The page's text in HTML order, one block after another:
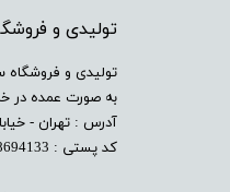
​تولیدی و
به صورت عمده در
آدرس : تهران -
کد پستی : 1168694133